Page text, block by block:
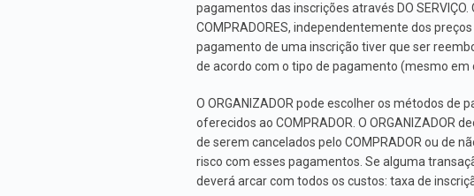
pagamentos das inscrições através DO
COMPRADORES, independentemente dos
pagamento de uma inscrição tiver que ser
de acordo com o tipo de pagamento (mesmo em
O ORGANIZADOR pode escolher os métodos
oferecidos ao COMPRADOR. O
de serem cancelados pelo COMPRADOR ou de
risco com esses pagamentos. Se alguma
deverá arcar com todos os custos: taxa de